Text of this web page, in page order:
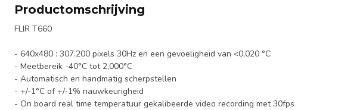
Productomschrijving
FLIR T660
- 640x480 : 307.200 pixels 30Hz en een gevoeligheid van <0,020 °C
- Meetbereik -40°C tot 2,000°C
- Automatisch en handmatig scherpstellen
- +/-1°C of +/-1% nauwkeurigheid
- On board real time temperatuur gekalibeerde video recording met 30fps